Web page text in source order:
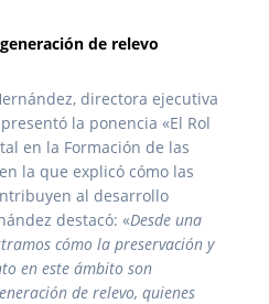
de relevo
directora ejecutiva
la ponencia «El Rol
en la Formación de las
la que explicó cómo las
al desarrollo
destacó: «Desde una
cómo la preservación y
en este ámbito son
de relevo, quienes